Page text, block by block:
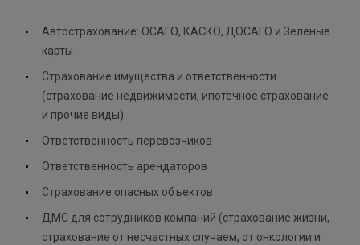
Автострахование: ОСАГО, КАСКО, ДОСАГО и Зелёные
карты
Страхование имущества и ответственности
(страхование недвижимости, ипотечное страхование
и прочие виды)
Ответственность перевозчиков
Ответственность арендаторов
Страхование опасных объектов
ДМС для сотрудников компаний (страхование жизни,
страхование от несчастных случаем, от онкологии и